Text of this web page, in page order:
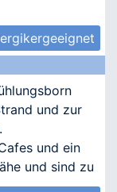
und zur
und ein
und sind zu